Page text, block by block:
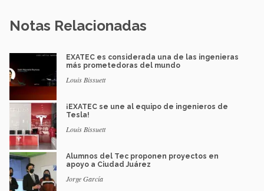
Notas Relacionadas
EXATEC es considerada una de las ingenieras
más prometedoras del mundo
Louis Bissuett
¡EXATEC se une al equipo de ingenieros de
Tesla!
Louis Bissuett
Alumnos del Tec proponen proyectos en
apoyo a Ciudad Juárez
Jorge García